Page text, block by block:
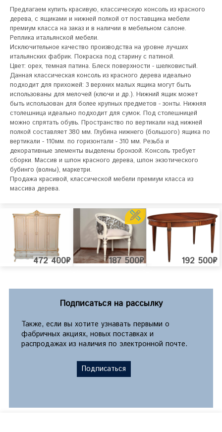
Предлагаем купить красивую, классическую консоль из красного
дерева, с ящиками и нижней полкой от поставщика мебели
премиум класса на заказ и в наличии в мебельном салоне.
Реплика итальянской мебели.
Исключительное качество производства на уровне лучших
итальянских фабрик. Покраска под старину с патиной.
Цвет: орех, темная патина. Блеск поверхности - шелковистый.
Данная классическая консоль из красного дерева идеально
подходит для прихожей: 3 верхних малых ящика могут быть
использованы для мелочей (ключи и др.). Нижний ящик может
быть использован для более крупных предметов - зонты. Нижняя
столешница идеально подходит для сумок. Под столешницей
можно спрятать обувь. Пространство по вертикали над нижней
полкой составляет 380 мм. Глубина нижнего (большого) ящика по
вертикали - 110мм. по горизонтали - 310 мм. Резьба и
декоративные элементы выделены бронзой. Консоль требует
сборки. Массив и шпон красного дерева, шпон экзотического
бубинго (волны), маркетри.
Продажа красивой, классической мебели премиум класса из
массива дерева.
472 400₽ 187 500₽ 192 500₽
Подписаться на рассылку
Также, если вы хотите узнавать первыми о
фабричных акциях, новых поставках и
распродажах из наличия по электронной почте.
Подписаться